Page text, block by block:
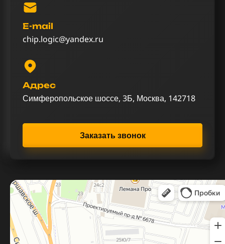
E-mail
chip.logic@yandex.ru
Адрес
Симферопольское шоссе, 3Б, Москва, 142718
Заказать звонок